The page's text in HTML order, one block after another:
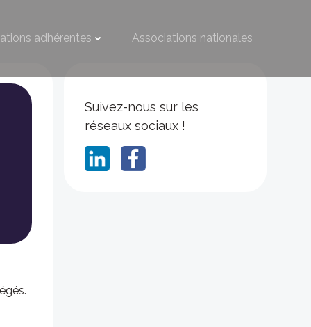
adhérentes Associations nationales
Suivez-nous sur les
réseaux sociaux !